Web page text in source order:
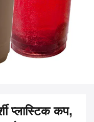
प्लास्टिक कप,